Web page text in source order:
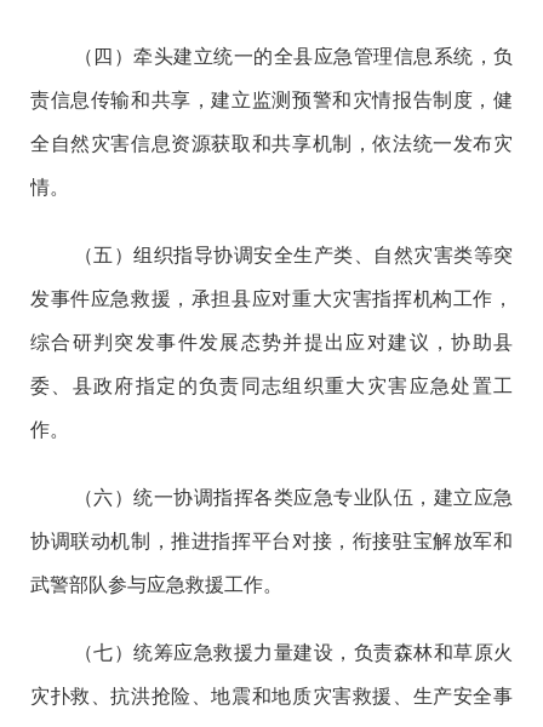
（四）牵头建立统一的全县应急管理信息系统，负
责信息传输和共享，建立监测预警和灾情报告制度，健
全自然灾害信息资源获取和共享机制，依法统一发布灾
情。
（五）组织指导协调安全生产类、自然灾害类等突
发事件应急救援，承担县应对重大灾害指挥机构工作，
综合研判突发事件发展态势并提出应对建议，协助县
委、县政府指定的负责同志组织重大灾害应急处置工
作。
（六）统一协调指挥各类应急专业队伍，建立应急
协调联动机制，推进指挥平台对接，衔接驻宝解放军和
武警部队参与应急救援工作。
（七）统筹应急救援力量建设，负责森林和草原火
灾扑救、抗洪抢险、地震和地质灾害救援、生产安全事